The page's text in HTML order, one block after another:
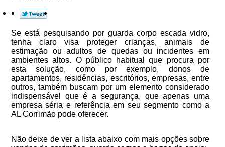
Se está pesquisando por guarda corpo escada vidro,
tenha claro visa proteger crianças, animais de
estimação ou adultos de quedas ou incidentes em
ambientes altos. O público habitual que procura por
esta solução, como por exemplo, donos de
apartamentos, residências, escritórios, empresas, entre
outros, também buscam por um elemento considerado
indispensável que é a segurança, que apenas uma
empresa séria e referência em seu segmento como a
AL Corrimão pode oferecer.
Não deixe de ver a lista abaixo com mais opções sobre